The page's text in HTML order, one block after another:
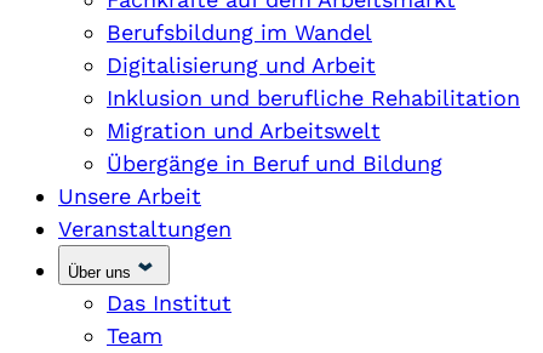
Berufsbildung im Wandel
Digitalisierung und Arbeit
Inklusion und berufliche Rehabilitation
Migration und Arbeitswelt
Übergänge in Beruf und Bildung
Unsere Arbeit
Veranstaltungen
Über uns
Das Institut
Team